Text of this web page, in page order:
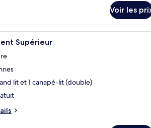
Voir les
Une cuisine moderne avec
Supérieur
lit et 1 canapé-lit (double)